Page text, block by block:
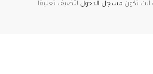
تكون مسجل الدخول لتضيف تعليقاً.